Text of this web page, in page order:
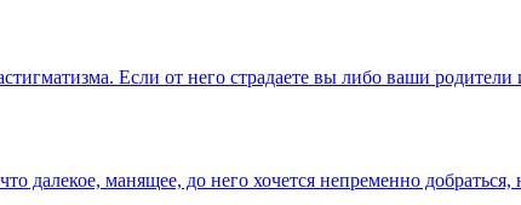
Если от него страдаете вы либо ваши
далекое, манящее, до него хочется непременно